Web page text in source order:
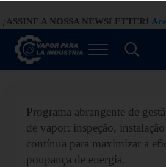
¡ASSINE A NOSSA NEWSLETTER!
Vapor para a Indústria
Gestão Eficiente de Sistemas a Vapor
Menu
Programa abrangente de
de vapor: inspeção,
contínua para maximizar a
poupança de energia.